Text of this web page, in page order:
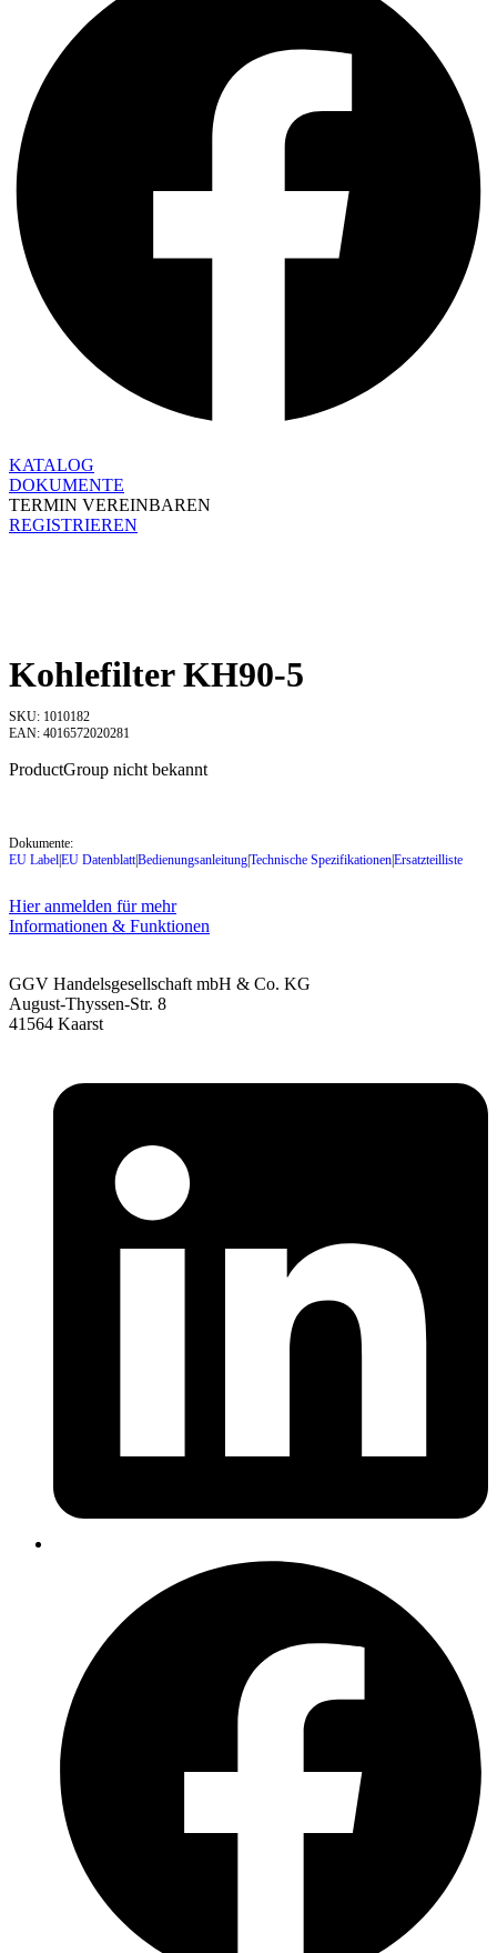
KATALOG
DOKUMENTE
TERMIN VEREINBAREN
REGISTRIEREN
Kohlefilter KH90-5
SKU: 1010182
EAN: 4016572020281
ProductGroup nicht bekannt
Dokumente:
EU Label|EU Datenblatt|Bedienungsanleitung|Technische Spezifikationen|Ersatzteilliste
Hier anmelden für mehr
Informationen & Funktionen
GGV Handelsgesellschaft mbH & Co. KG
August-Thyssen-Str. 8
41564 Kaarst